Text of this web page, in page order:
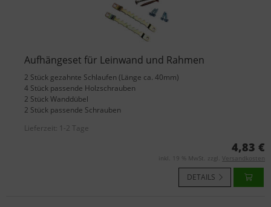
Aufhängeset für Leinwand und Rahmen
2 Stück gezahnte Schlaufen (Länge ca. 40mm)
4 Stück passende Holzschrauben
2 Stück Wanddübel
2 Stück passende Schrauben
Lieferzeit: 1-2 Tage
4,83 €
inkl. 19 % MwSt. zzgl. Versandkosten
DETAILS